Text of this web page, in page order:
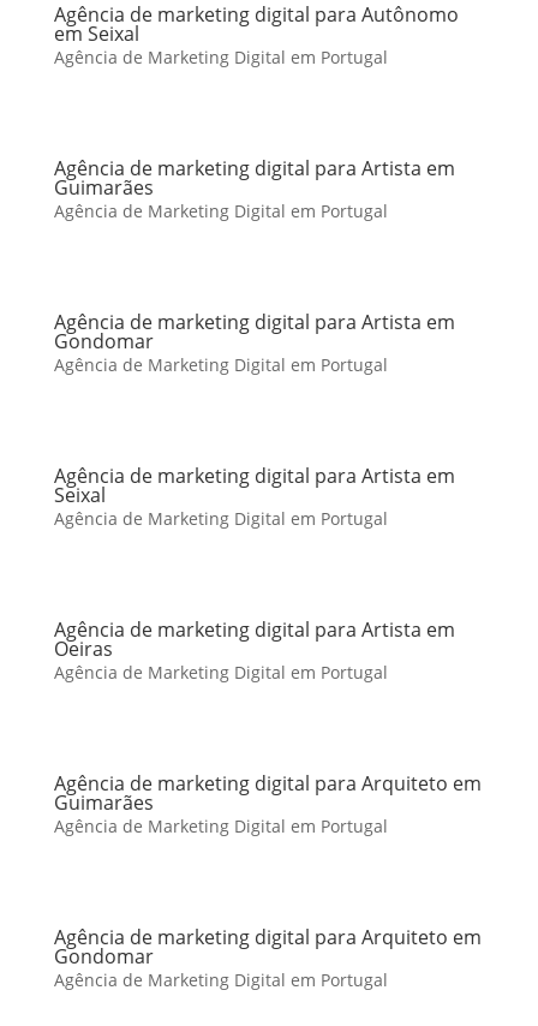
Agência de marketing digital para Autônomo
em Seixal
Agência de Marketing Digital em Portugal
Agência de marketing digital para Artista em
Guimarães
Agência de Marketing Digital em Portugal
Agência de marketing digital para Artista em
Gondomar
Agência de Marketing Digital em Portugal
Agência de marketing digital para Artista em
Seixal
Agência de Marketing Digital em Portugal
Agência de marketing digital para Artista em
Oeiras
Agência de Marketing Digital em Portugal
Agência de marketing digital para Arquiteto em
Guimarães
Agência de Marketing Digital em Portugal
Agência de marketing digital para Arquiteto em
Gondomar
Agência de Marketing Digital em Portugal